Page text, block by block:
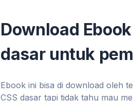
Download
dasar untuk
Ebook ini bisa di download oleh
CSS dasar tapi tidak tahu mau